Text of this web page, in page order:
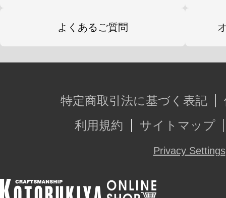
よくあるご質問
特定商取引法に基づく表記
利用規約
サイトマップ
Privacy Settings